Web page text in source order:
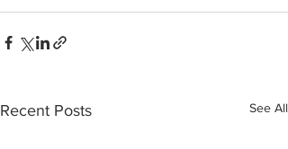
Recent Posts See All